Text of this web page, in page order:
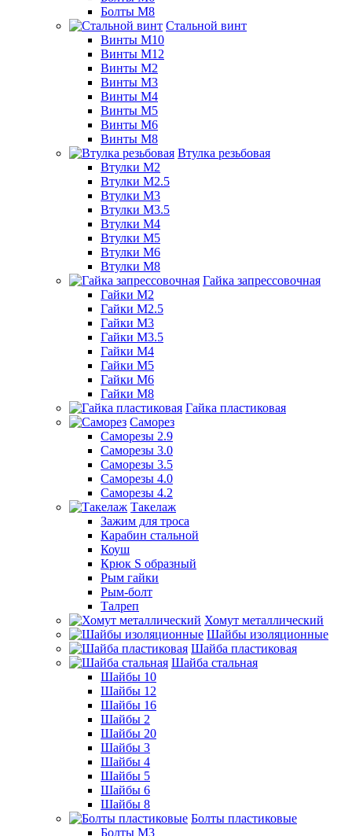
Болты М8
Стальной винт
Винты М10
Винты М12
Винты М2
Винты М3
Винты М4
Винты М5
Винты М6
Винты М8
Втулка резьбовая
Втулки М2
Втулки М2.5
Втулки М3
Втулки М3.5
Втулки М4
Втулки М5
Втулки М6
Втулки М8
Гайка запрессовочная
Гайки М2
Гайки М2.5
Гайки М3
Гайки М3.5
Гайки М4
Гайки М5
Гайки М6
Гайки М8
Гайка пластиковая
Саморез
Саморезы 2.9
Саморезы 3.0
Саморезы 3.5
Саморезы 4.0
Саморезы 4.2
Такелаж
Зажим для троса
Карабин стальной
Коуш
Крюк S образный
Рым гайки
Рым-болт
Талреп
Хомут металлический
Шайбы изоляционные
Шайба пластиковая
Шайба стальная
Шайбы 10
Шайбы 12
Шайбы 16
Шайбы 2
Шайбы 20
Шайбы 3
Шайбы 4
Шайбы 5
Шайбы 6
Шайбы 8
Болты пластиковые
Болты М3